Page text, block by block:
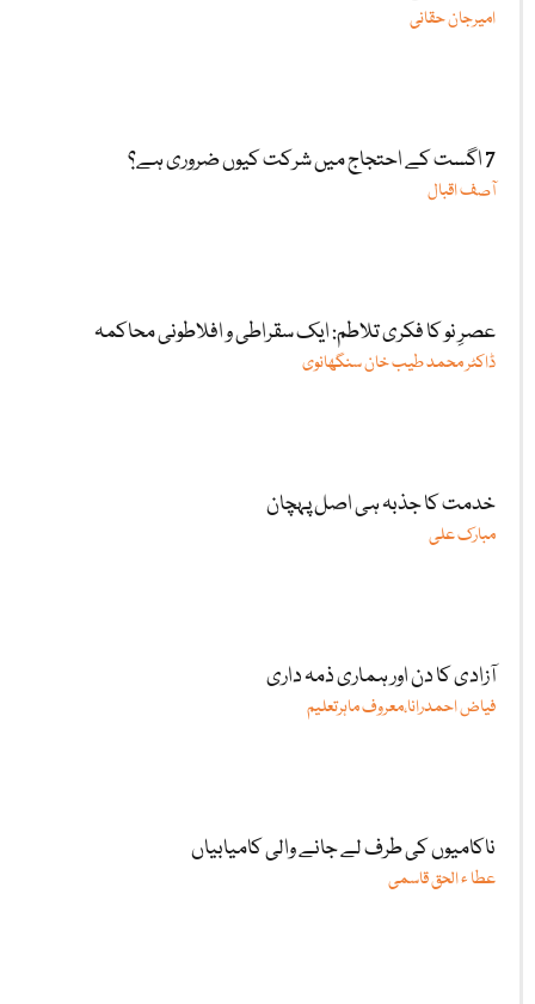
امیرجان حقانی
7 اگست کے احتجاج میں شرکت کیوں ضروری ہے؟
آصف اقبال
عصرِ نو کا فکری تلاطم: ایک سقراطی و افلاطونی محاکمہ
ڈاکٹر محمد طیب خان سنگھانوی
خدمت کا جذبہ ہی اصل پہچان
مبارک علی
آزادی کا دن اور ہماری ذمہ داری
فیاض احمدرانا،معروف ماہرتعلیم
ناکامیوں کی طرف لے جانے والی کامیابیاں
عطا ء الحق قاسمی